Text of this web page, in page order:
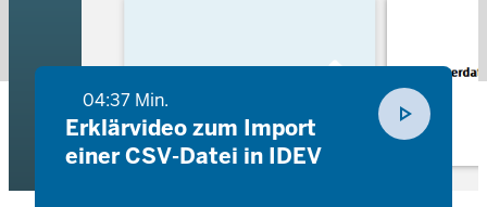
04:37 Min.
Erklärvideo zum Import
einer CSV-Datei in IDEV
play_arrow